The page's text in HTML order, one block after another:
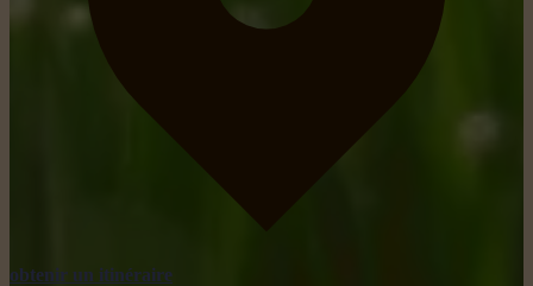
obtenir un itinéraire